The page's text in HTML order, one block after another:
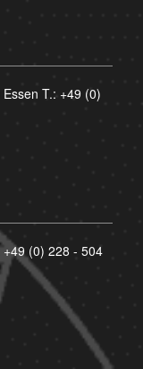
T.: +49 (0)
+49 (0) 228 - 504